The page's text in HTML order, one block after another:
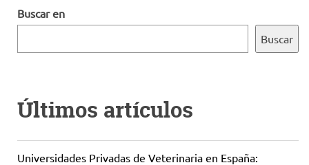
Buscar en
Buscar
Últimos artículos
Universidades Privadas de Veterinaria en España: